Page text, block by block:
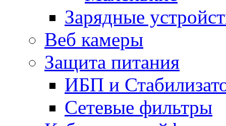
Зарядные
Веб камеры
Защита питания
ИБП и
Сетевые фильтры